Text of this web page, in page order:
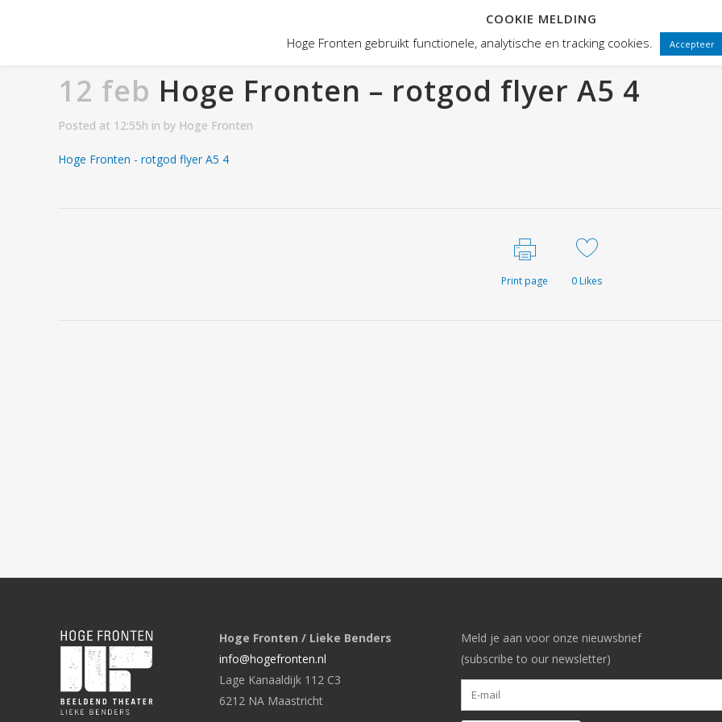
VOORSTELLINGEN PUBLIEKSWERKING
12 feb Hoge Fronten – rotgod flyer A5 4
Posted at 12:55h in by Hoge Fronten
Hoge Fronten - rotgod flyer A5 4
Print page 0Likes
Hoge Fronten / Lieke Benders
info@hogefronten.nl
Lage Kanaaldijk 112 C3
6212 NA Maastricht
Meld je aan voor onze nieuwsbrief
(subscribe to our newsletter)
COOKIE MELDING
Hoge Fronten gebruikt functionele, analytische en tracking cookies.
Accepteer